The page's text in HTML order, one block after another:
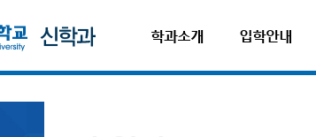
학과소개 입학안내